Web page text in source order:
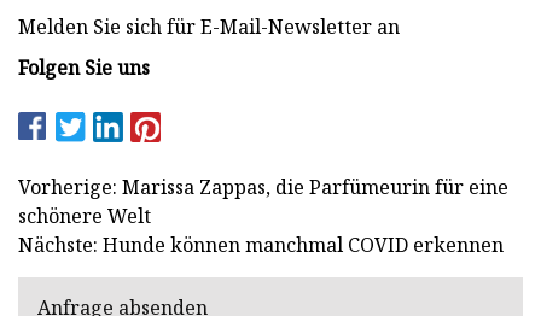
Melden Sie sich für E-Mail-Newsletter an
Folgen Sie uns
Vorherige: Marissa Zappas, die Parfümeurin für eine
schönere Welt
Nächste: Hunde können manchmal COVID erkennen
Anfrage absenden